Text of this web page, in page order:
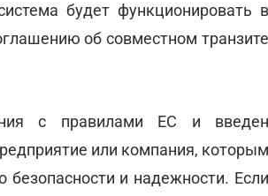
будет функционировать в
об совместном транзите
с правилами ЕС и введен
или компания, которым
и надежности. Если